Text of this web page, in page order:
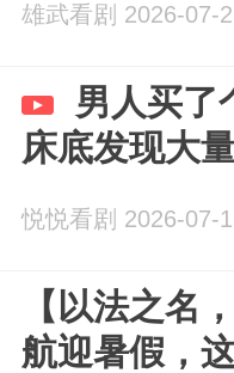
雄武看剧 2026-07-
男人买了
床底发现大
悦悦看剧 2026-07-
【以法之名
航迎暑假，